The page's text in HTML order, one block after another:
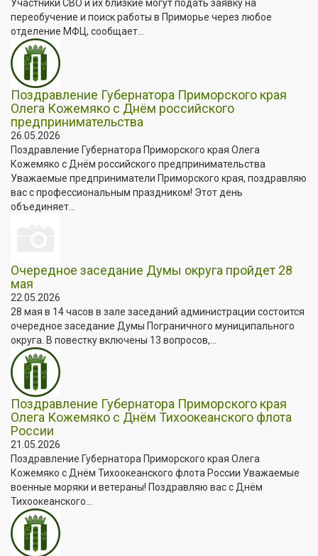
Участники СВО и их близкие могут подать заявку на
переобучение и поиск работы в Приморье через любое
отделение МФЦ, сообщает...
Поздравление Губернатора Приморского края
Олега Кожемяко с Днём российского
предпринимательства
26.05.2026
Поздравление Губернатора Приморского края Олега
Кожемяко с Днём российского предпринимательства
Уважаемые предприниматели Приморского края, поздравляю
вас с профессиональным праздником! Этот день
объединяет...
Очередное заседание Думы округа пройдет 28
мая
22.05.2026
28 мая в 14 часов в зале заседаний администрации состоится
очередное заседание Думы Пограничного муниципального
округа. В повестку включены 13 вопросов,...
Поздравление Губернатора Приморского края
Олега Кожемяко с Днём Тихоокеанского флота
России
21.05.2026
Поздравление Губернатора Приморского края Олега
Кожемяко с Днём Тихоокеанского флота России Уважаемые
военные моряки и ветераны! Поздравляю вас с Днём
Тихоокеанского...